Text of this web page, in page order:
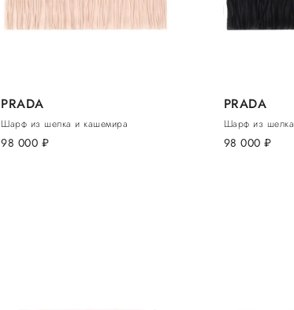
PRADA
Шарф из шелка и кашемира
98 000 руб.
PRADA
Шарф из
98 000 руб.